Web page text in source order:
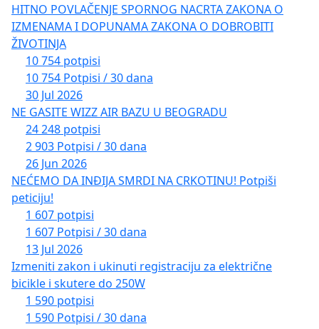
HITNO POVLAČENJE SPORNOG NACRTA ZAKONA O
IZMENAMA I DOPUNAMA ZAKONA O DOBROBITI
ŽIVOTINJA
10 754 potpisi
10 754 Potpisi / 30 dana
30 Jul 2026
NE GASITE WIZZ AIR BAZU U BEOGRADU
24 248 potpisi
2 903 Potpisi / 30 dana
26 Jun 2026
NEĆEMO DA INĐIJA SMRDI NA CRKOTINU! Potpiši
peticiju!
1 607 potpisi
1 607 Potpisi / 30 dana
13 Jul 2026
Izmeniti zakon i ukinuti registraciju za električne
bicikle i skutere do 250W
1 590 potpisi
1 590 Potpisi / 30 dana